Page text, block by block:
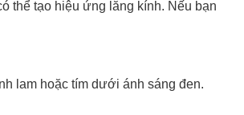
thể tạo hiệu ứng lăng kính. Nếu bạn
lam hoặc tím dưới ánh sáng đen.